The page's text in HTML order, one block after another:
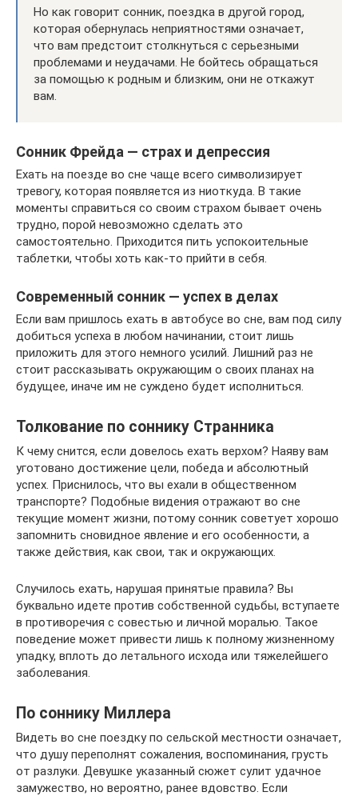
Но как говорит сонник, поездка в другой город,
которая обернулась неприятностями означает,
что вам предстоит столкнуться с серьезными
проблемами и неудачами. Не бойтесь обращаться
за помощью к родным и близким, они не откажут
вам.
Сонник Фрейда — страх и депрессия
Ехать на поезде во сне чаще всего символизирует
тревогу, которая появляется из ниоткуда. В такие
моменты справиться со своим страхом бывает очень
трудно, порой невозможно сделать это
самостоятельно. Приходится пить успокоительные
таблетки, чтобы хоть как-то прийти в себя.
Современный сонник — успех в делах
Если вам пришлось ехать в автобусе во сне, вам под силу
добиться успеха в любом начинании, стоит лишь
приложить для этого немного усилий. Лишний раз не
стоит рассказывать окружающим о своих планах на
будущее, иначе им не суждено будет исполниться.
Толкование по соннику Странника
К чему снится, если довелось ехать верхом? Наяву вам
уготовано достижение цели, победа и абсолютный
успех. Приснилось, что вы ехали в общественном
транспорте? Подобные видения отражают во сне
текущие момент жизни, потому сонник советует хорошо
запомнить сновидное явление и его особенности, а
также действия, как свои, так и окружающих.
Случилось ехать, нарушая принятые правила? Вы
буквально идете против собственной судьбы, вступаете
в противоречия с совестью и личной моралью. Такое
поведение может привести лишь к полному жизненному
упадку, вплоть до летального исхода или тяжелейшего
заболевания.
По соннику Миллера
Видеть во сне поездку по сельской местности означает,
что душу переполнят сожаления, воспоминания, грусть
от разлуки. Девушке указанный сюжет сулит удачное
замужество, но вероятно, ранее вдовство. Если